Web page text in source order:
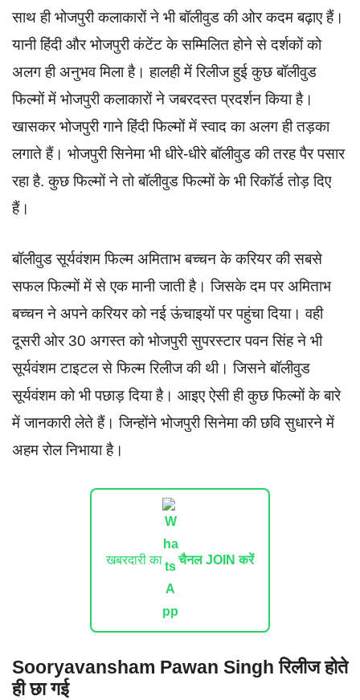
साथ ही भोजपुरी कलाकारों ने भी बॉलीवुड की ओर कदम बढ़ाए हैं।
यानी हिंदी और भोजपुरी कंटेंट के सम्मिलित होने से दर्शकों को
अलग ही अनुभव मिला है। हालही में रिलीज हुई कुछ बॉलीवुड
फिल्मों में भोजपुरी कलाकारों ने जबरदस्त प्रदर्शन किया है।
खासकर भोजपुरी गाने हिंदी फिल्मों में स्वाद का अलग ही तड़का
लगाते हैं। भोजपुरी सिनेमा भी धीरे-धीरे बॉलीवुड की तरह पैर पसार
रहा है. कुछ फिल्मों ने तो बॉलीवुड फिल्मों के भी रिकॉर्ड तोड़ दिए
हैं।
बॉलीवुड सूर्यवंशम फिल्म अमिताभ बच्चन के करियर की सबसे
सफल फिल्मों में से एक मानी जाती है। जिसके दम पर अमिताभ
बच्चन ने अपने करियर को नई ऊंचाइयों पर पहुंचा दिया। वही
दूसरी ओर 30 अगस्त को भोजपुरी सुपरस्टार पवन सिंह ने भी
सूर्यवंशम टाइटल से फिल्म रिलीज की थी। जिसने बॉलीवुड
सूर्यवंशम को भी पछाड़ दिया है। आइए ऐसी ही कुछ फिल्मों के बारे
में जानकारी लेते हैं। जिन्होंने भोजपुरी सिनेमा की छवि सुधारने में
अहम रोल निभाया है।
खबरदारी का चैनल JOIN करें
Sooryavansham Pawan Singh रिलीज होते
ही छा गई